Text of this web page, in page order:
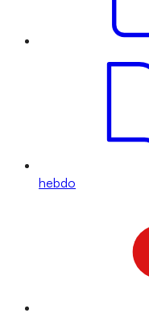
hebdo